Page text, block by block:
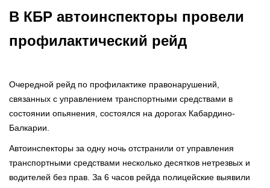
В КБР автоинспекторы провели
профилактический рейд
Очередной рейд по профилактике правонарушений,
связанных с управлением транспортными средствами в
состоянии опьянения, состоялся на дорогах Кабардино-
Балкарии.
Автоинспекторы за одну ночь отстранили от управления
транспортными средствами несколько десятков нетрезвых и
водителей без прав. За 6 часов рейда полицейские выявили